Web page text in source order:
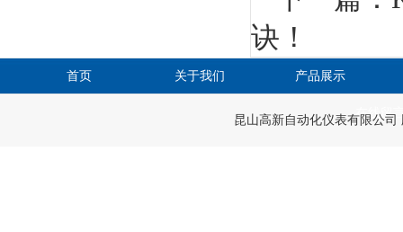
诀！
首页 关于我们 产品展示
在线留
昆山高新自动化仪表有限公